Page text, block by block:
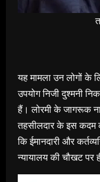
यह मामला उन लोगों के
उपयोग निजी दुश्मनी
हैं। लोरमी के जागरूक
तहसीलदार के इस कदम
कि ईमानदारी और
न्यायालय की चौखट पर